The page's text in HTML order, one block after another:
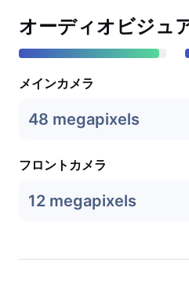
オーディオビジュ
メインカメラ
48 megapixels
フロントカメラ
12 megapixels